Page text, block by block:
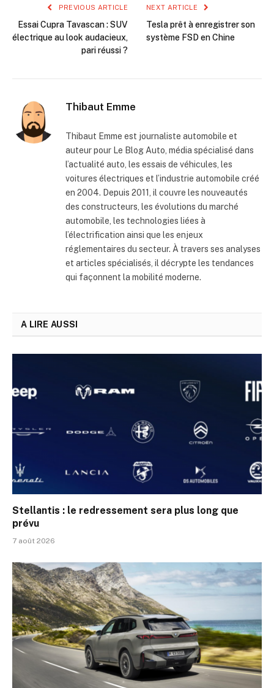
PREVIOUS ARTICLE
Essai Cupra Tavascan : SUV
électrique au look audacieux,
pari réussi ?
NEXT ARTICLE
Tesla prêt à enregistrer son
système FSD en Chine
Thibaut Emme
Thibaut Emme est journaliste automobile et
auteur pour Le Blog Auto, média spécialisé dans
l’actualité auto, les essais de véhicules, les
voitures électriques et l’industrie automobile créé
en 2004. Depuis 2011, il couvre les nouveautés
des constructeurs, les évolutions du marché
automobile, les technologies liées à
l’électrification ainsi que les enjeux
réglementaires du secteur. À travers ses analyses
et articles spécialisés, il décrypte les tendances
qui façonnent la mobilité moderne.
A LIRE AUSSI
Stellantis : le redressement sera plus long que
prévu
7 août 2026